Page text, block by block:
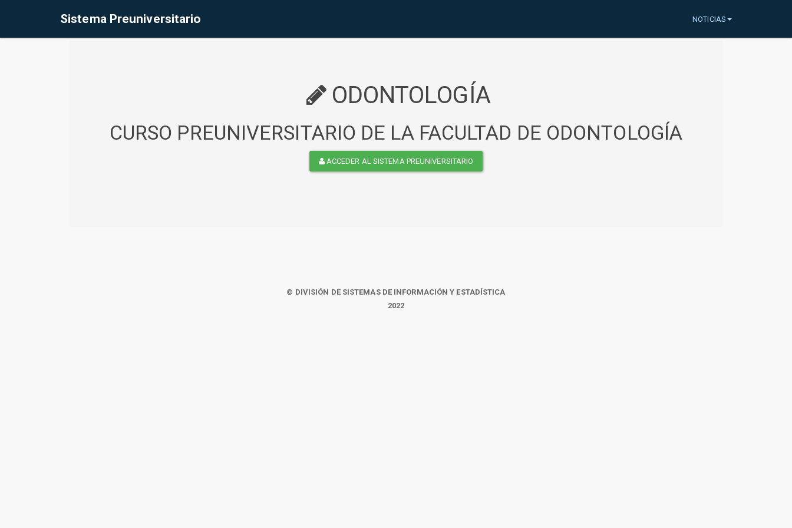
Sistema Preuniversitario NOTICIAS
ODONTOLOGÍA
CURSO PREUNIVERSITARIO DE LA FACULTAD DE ODONTOLOGÍA
ACCEDER AL SISTEMA PREUNIVERSITARIO
© DIVISIÓN DE SISTEMAS DE INFORMACIÓN Y ESTADÍSTICA
2022